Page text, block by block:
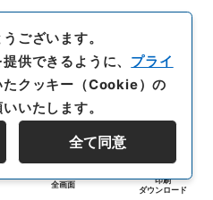
全画面
印刷
ダウンロード
ございます。
供できるように、 プライ
たクッキー（Cookie）の
いたします。
全て同意